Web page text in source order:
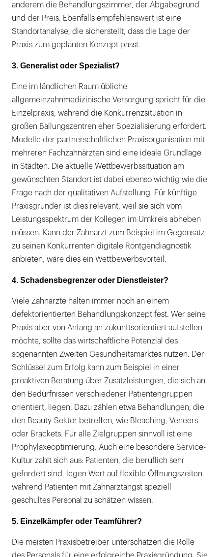
anderem die Behandlungszimmer, der Abgabegrund
und der Preis. Ebenfalls empfehlenswert ist eine
Standortanalyse, die sicherstellt, dass die Lage der
Praxis zum geplanten Konzept passt.
3. Generalist oder Spezialist?
Eine im ländlichen Raum übliche
allgemeinzahnmedizinische Versorgung spricht für die
Einzelpraxis, während die Konkurrenzsituation in
großen Ballungszentren eher Spezialisierung erfordert.
Modelle der partnerschaftlichen Praxisorganisation mit
mehreren Fachzahnärzten sind eine ideale Grundlage
in Städten. Die aktuelle Wettbewerbssituation am
gewünschten Standort ist dabei ebenso wichtig wie die
Frage nach der qualitativen Aufstellung. Für künftige
Praxisgründer ist dies relevant, weil sie sich vom
Leistungsspektrum der Kollegen im Umkreis abheben
müssen. Kann der Zahnarzt zum Beispiel im Gegensatz
zu seinen Konkurrenten digitale Röntgendiagnostik
anbieten, wäre dies ein Wettbewerbsvorteil.
4. Schadensbegrenzer oder Dienstleister?
Viele Zahnärzte halten immer noch an einem
defektorientierten Behandlungskonzept fest. Wer seine
Praxis aber von Anfang an zukunftsorientiert aufstellen
möchte, sollte das wirtschaftliche Potenzial des
sogenannten Zweiten Gesundheitsmarktes nutzen. Der
Schlüssel zum Erfolg kann zum Beispiel in einer
proaktiven Beratung über Zusatzleistungen, die sich an
den Bedürfnissen verschiedener Patientengruppen
orientiert, liegen. Dazu zählen etwa Behandlungen, die
den Beauty-Sektor betreffen, wie Bleaching, Veneers
oder Brackets. Für alle Zielgruppen sinnvoll ist eine
Prophylaxeoptimierung. Auch eine besondere Service-
Kultur zahlt sich aus: Patienten, die beruflich sehr
gefordert sind, legen Wert auf flexible Öffnungszeiten,
während Patienten mit Zahnarztangst speziell
geschultes Personal zu schätzen wissen.
5. Einzelkämpfer oder Teamführer?
Die meisten Praxisbetreiber unterschätzen die Rolle